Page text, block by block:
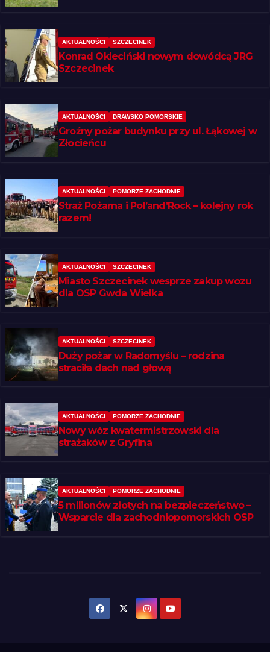
AKTUALNOŚCI SZCZECINEK
Konrad Okleciński nowym dowódcą JRG
Szczecinek
AKTUALNOŚCI DRAWSKO POMORSKIE
Groźny pożar budynku przy ul. Łąkowej w
Złocieńcu
AKTUALNOŚCI POMORZE ZACHODNIE
Straż Pożarna i Pol’and’Rock – kolejny rok
razem!
AKTUALNOŚCI SZCZECINEK
Miasto Szczecinek wesprze zakup wozu
dla OSP Gwda Wielka
AKTUALNOŚCI SZCZECINEK
Duży pożar w Radomyślu – rodzina
straciła dach nad głową
AKTUALNOŚCI POMORZE ZACHODNIE
Nowy wóz kwatermistrzowski dla
strażaków z Gryfina
AKTUALNOŚCI POMORZE ZACHODNIE
5 milionów złotych na bezpieczeństwo –
Wsparcie dla zachodniopomorskich OSP